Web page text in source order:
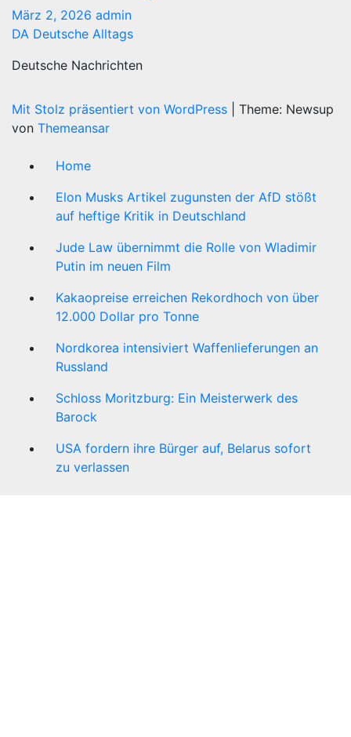
März 2, 2026 admin
DA Deutsche Alltags
Deutsche Nachrichten
Mit Stolz präsentiert von WordPress
Theme: Newsup
von Themeansar
Home
Elon Musks Artikel zugunsten der AfD stößt
auf heftige Kritik in Deutschland
Jude Law übernimmt die Rolle von Wladimir
Putin im neuen Film
Kakaopreise erreichen Rekordhoch von über
12.000 Dollar pro Tonne
Nordkorea intensiviert Waffenlieferungen an
Russland
Schloss Moritzburg: Ein Meisterwerk des
Barock
USA fordern ihre Bürger auf, Belarus sofort
zu verlassen